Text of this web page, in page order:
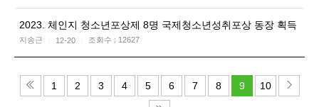
2023. 체인지 청소년포상제 8명 국제청소년성취포상 동장 획득
지송근 12-20 조회수 : 12627
1 2 3 4 5 6 7 8 9 10